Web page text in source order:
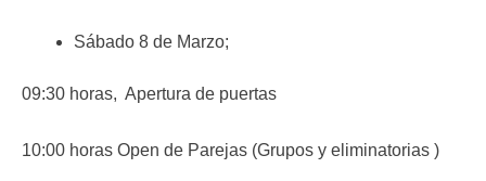
Sábado 8 de Marzo;
09:30 horas, Apertura de puertas
10:00 horas Open de Parejas (Grupos y eliminatorias )